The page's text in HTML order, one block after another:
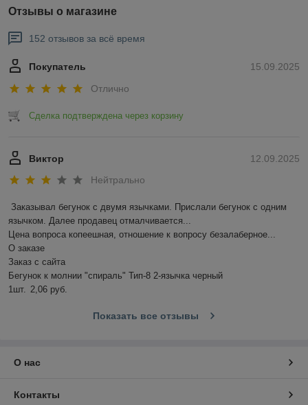
Отзывы о магазине
152 отзывов за всё время
15.09.2025
Покупатель
Отлично
Сделка подтверждена через корзину
12.09.2025
Виктор
Нейтрально
Заказывал бегунок с двумя язычками. Прислали бегунок с одним
язычком. Далее продавец отмалчивается...
Цена вопроса копеешная, отношение к вопросу безалаберное...
О заказе
Заказ с сайта
Бегунок к молнии "спираль" Тип-8 2-язычка черный
1шт.	2,06 руб.
Показать все отзывы
О нас
Контакты